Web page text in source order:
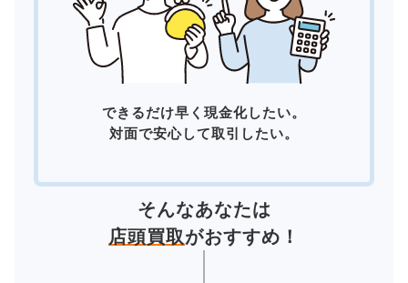
できるだけ早く現金化したい。
対面で安心して取引したい。
そんなあなたは
店頭買取がおすすめ！